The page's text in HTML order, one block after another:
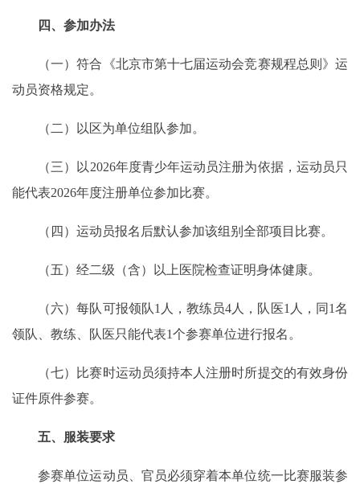
四、参加办法
（一）符合《北京市第十七届运动会竞赛规程总则》运
动员资格规定。
（二）以区为单位组队参加。
（三）以2026年度青少年运动员注册为依据，运动员只
能代表2026年度注册单位参加比赛。
（四）运动员报名后默认参加该组别全部项目比赛。
（五）经二级（含）以上医院检查证明身体健康。
（六）每队可报领队1人，教练员4人，队医1人，同1名
领队、教练、队医只能代表1个参赛单位进行报名。
（七）比赛时运动员须持本人注册时所提交的有效身份
证件原件参赛。
五、服装要求
参赛单位运动员、官员必须穿着本单位统一比赛服装参